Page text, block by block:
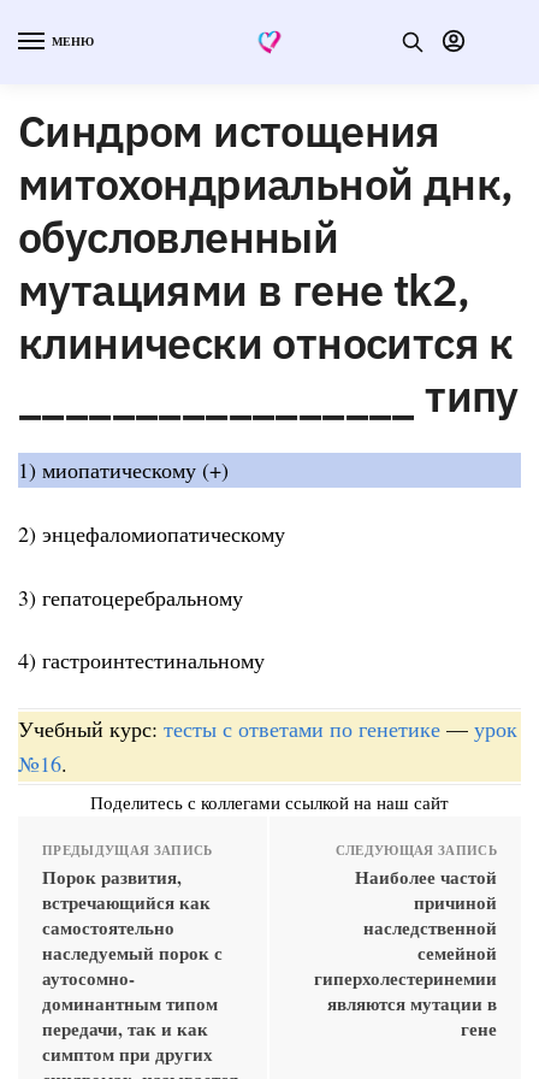
МЕНЮ
Синдром истощения
митохондриальной днк,
обусловленный
мутациями в гене tk2,
клинически относится к
_________________ типу
1) миопатическому (+)
2) энцефаломиопатическому
3) гепатоцеребральному
4) гастроинтестинальному
Учебный курс: тесты с ответами по генетике — урок
№16.
Поделитесь с коллегами ссылкой на наш сайт
ПРЕДЫДУЩАЯ ЗАПИСЬ
Порок развития,
встречающийся как
самостоятельно
наследуемый порок с
аутосомно-
доминантным типом
передачи, так и как
симптом при других
СЛЕДУЮЩАЯ ЗАПИСЬ
Наиболее частой
причиной
наследственной
семейной
гиперхолестеринемии
являются мутации в
гене